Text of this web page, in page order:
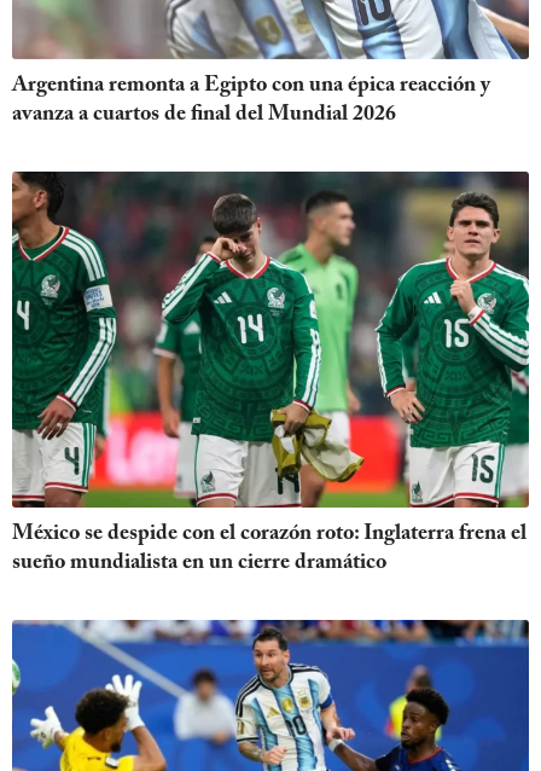
Argentina remonta a Egipto con una épica reacción y
avanza a cuartos de final del Mundial 2026
México se despide con el corazón roto: Inglaterra frena el
sueño mundialista en un cierre dramático